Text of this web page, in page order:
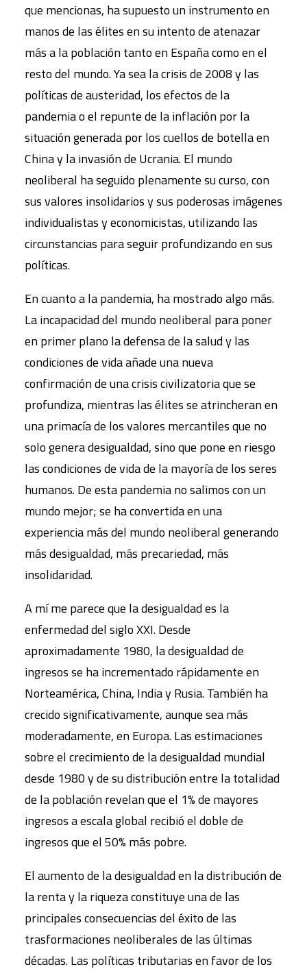
que mencionas, ha supuesto un instrumento en
manos de las élites en su intento de atenazar
más a la población tanto en España como en el
resto del mundo. Ya sea la crisis de 2008 y las
políticas de austeridad, los efectos de la
pandemia o el repunte de la inflación por la
situación generada por los cuellos de botella en
China y la invasión de Ucrania. El mundo
neoliberal ha seguido plenamente su curso, con
sus valores insolidarios y sus poderosas imágenes
individualistas y economicistas, utilizando las
circunstancias para seguir profundizando en sus
políticas.
En cuanto a la pandemia, ha mostrado algo más.
La incapacidad del mundo neoliberal para poner
en primer plano la defensa de la salud y las
condiciones de vida añade una nueva
confirmación de una crisis civilizatoria que se
profundiza, mientras las élites se atrincheran en
una primacía de los valores mercantiles que no
solo genera desigualdad, sino que pone en riesgo
las condiciones de vida de la mayoría de los seres
humanos. De esta pandemia no salimos con un
mundo mejor; se ha convertida en una
experiencia más del mundo neoliberal generando
más desigualdad, más precariedad, más
insolidaridad.
A mí me parece que la desigualdad es la
enfermedad del siglo XXI. Desde
aproximadamente 1980, la desigualdad de
ingresos se ha incrementado rápidamente en
Norteamérica, China, India y Rusia. También ha
crecido significativamente, aunque sea más
moderadamente, en Europa. Las estimaciones
sobre el crecimiento de la desigualdad mundial
desde 1980 y de su distribución entre la totalidad
de la población revelan que el 1% de mayores
ingresos a escala global recibió el doble de
ingresos que el 50% más pobre.
El aumento de la desigualdad en la distribución de
la renta y la riqueza constituye una de las
principales consecuencias del éxito de las
trasformaciones neoliberales de las últimas
décadas. Las políticas tributarias en favor de los